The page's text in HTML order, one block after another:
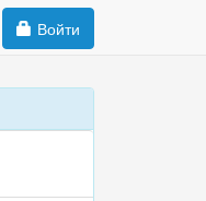
Войти